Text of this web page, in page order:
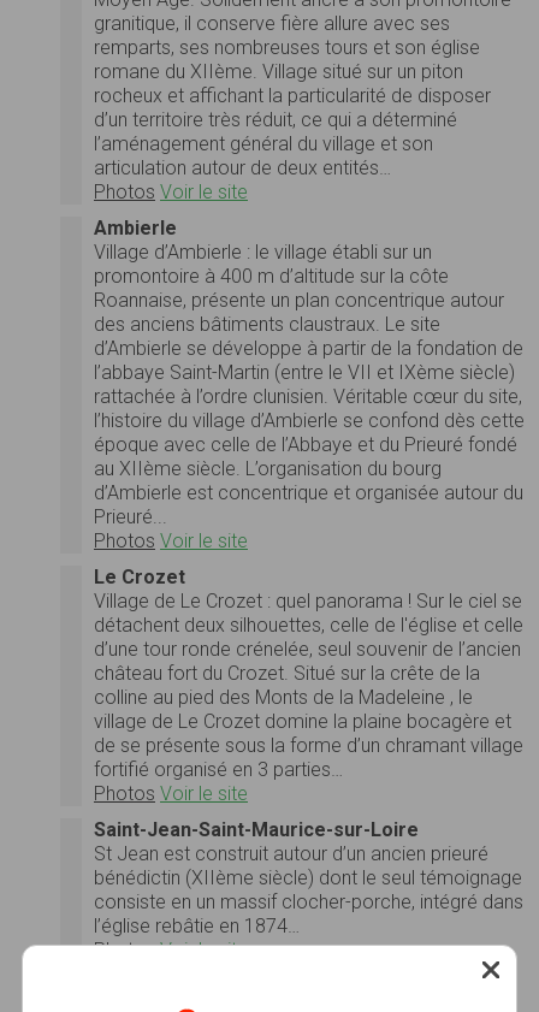
granitique, il conserve fière allure avec ses
remparts, ses nombreuses tours et son église
romane du XIIème. Village situé sur un piton
rocheux et affichant la particularité de disposer
d’un territoire très réduit, ce qui a déterminé
l’aménagement général du village et son
articulation autour de deux entités…
Photos Voir le site
Ambierle
Village d’Ambierle : le village établi sur un
promontoire à 400 m d’altitude sur la côte
Roannaise, présente un plan concentrique autour
des anciens bâtiments claustraux. Le site
d’Ambierle se développe à partir de la fondation de
l’abbaye Saint-Martin (entre le VII et IXème siècle)
rattachée à l’ordre clunisien. Véritable cœur du site,
l’histoire du village d’Ambierle se confond dès cette
époque avec celle de l’Abbaye et du Prieuré fondé
au XIIème siècle. L’organisation du bourg
d’Ambierle est concentrique et organisée autour du
Prieuré...
Photos Voir le site
Le Crozet
Village de Le Crozet : quel panorama ! Sur le ciel se
détachent deux silhouettes, celle de l'église et celle
d’une tour ronde crénelée, seul souvenir de l’ancien
château fort du Crozet. Situé sur la crête de la
colline au pied des Monts de la Madeleine , le
village de Le Crozet domine la plaine bocagère et
de se présente sous la forme d’un chramant village
fortifié organisé en 3 parties…
Photos Voir le site
Saint-Jean-Saint-Maurice-sur-Loire
St Jean est construit autour d’un ancien prieuré
bénédictin (XIIème siècle) dont le seul témoignage
consiste en un massif clocher-porche, intégré dans
l’église rebâtie en 1874…
Photos Voir le site